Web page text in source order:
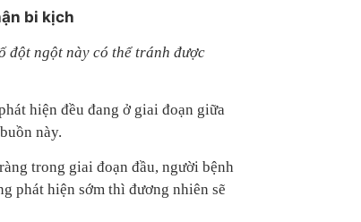
bi kịch
đột ngột này có thể tránh được
hiện đều đang ở giai đoạn giữa
này.
trong giai đoạn đầu, người bệnh
phát hiện sớm thì đương nhiên sẽ